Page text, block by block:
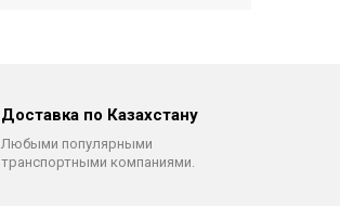
Доставка по Казахстану
Любыми популярными
транспортными компаниями.